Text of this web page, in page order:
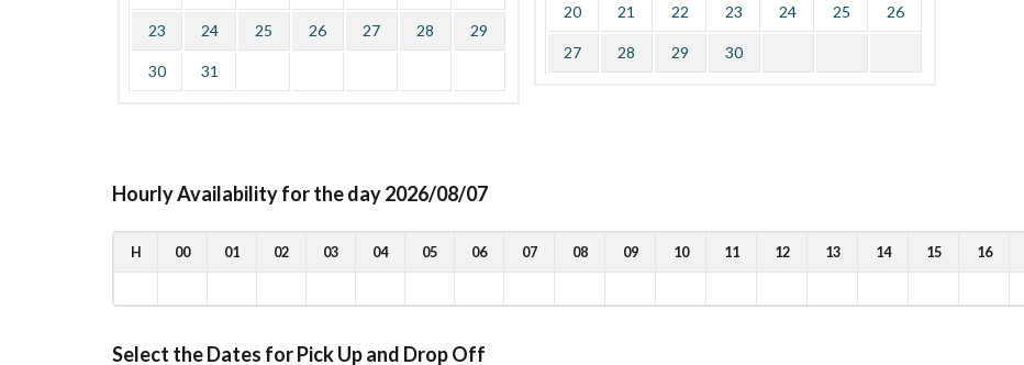
23 24 25 26 27 28 29
30 31
20 21 22 23 24 25 26
27 28 29 30
Hourly Availability for the day 2026/08/07
H 00 01 02 03 04 05 06 07 08 09 10 11 12 13 14 15 16
Select the Dates for Pick Up and Drop Off